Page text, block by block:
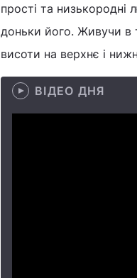
прості та низькородні
доньки його. Живучи в
висоти на верхнє і
ВІДЕО ДНЯ